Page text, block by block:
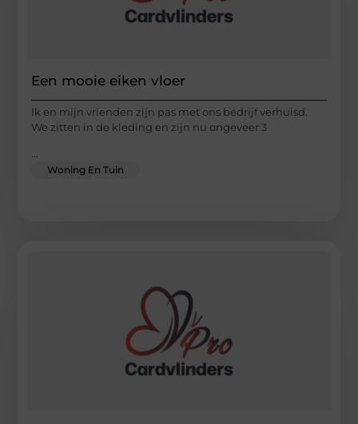
Een mooie eiken vloer
Ik en mijn vrienden zijn pas met ons bedrijf verhuisd.
We zitten in de kleding en zijn nu ongeveer 3
...
Woning En Tuin